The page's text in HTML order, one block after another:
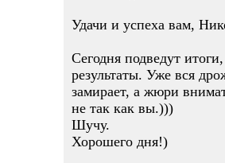
Удачи и успеха вам,
Сегодня подведут
результаты. Уже вся
замирает, а жюри
не так как вы.)))
Шучу.
Хорошего дня!)